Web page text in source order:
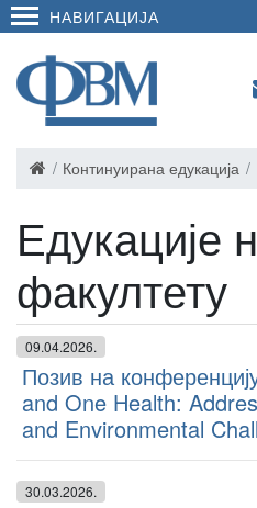
НАВИГАЦИЈА
Континуирана едукација
Едукације
факултету
09.04.2026.
Позив на
and One Health:
and Environmental
30.03.2026.